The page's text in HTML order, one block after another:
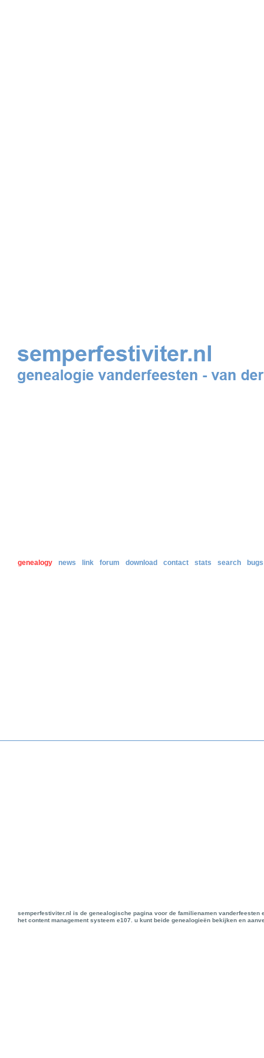
genealogy news link forum download contact stats search bugs
semperfestiviter.nl is de genealogische pagina voor de familienamen
het content management systeem e107. u kunt beide genealogieën bekijken en